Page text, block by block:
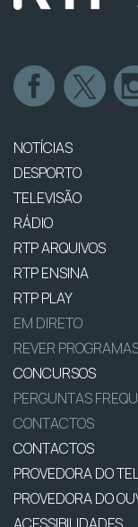
NOTÍCIAS
DESPORTO
TELEVISÃO
RÁDIO
RTP ARQUIVOS
RTP ENSINA
RTP PLAY
EM DIRETO
REVER
CONCURSOS
PERGUNTAS
CONTACTOS
CONTACTOS
PROVEDORA DO
PROVEDORA DO